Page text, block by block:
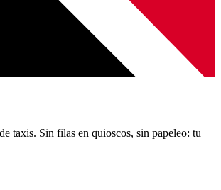
taxis. Sin filas en quioscos, sin papeleo: tu